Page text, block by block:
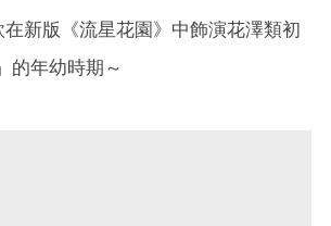
新版《流星花園》中飾演花澤類初
的年幼時期～